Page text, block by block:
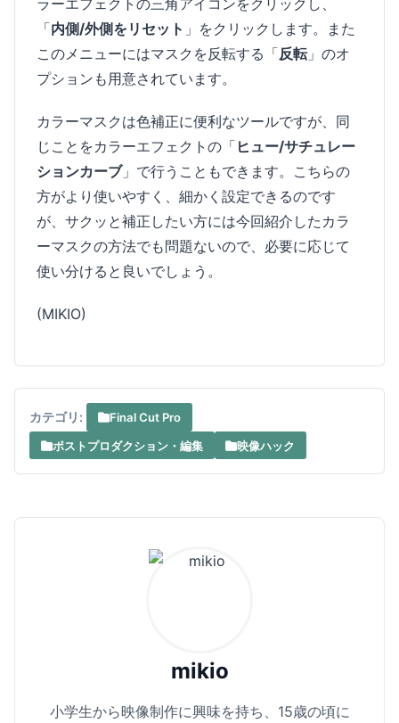
ラーエフェクトの三角アイコンをクリックし、
「内側/外側をリセット 」をクリックします。また
このメニューにはマスクを反転する「反転」のオ
プションも用意されています。
カラーマスクは色補正に便利なツールですが、同
じことをカラーエフェクトの「 ヒュー/サチュレー
ションカーブ」で行うこともできます。こちらの
方がより使いやすく、細かく設定できるのです
が、サクッと補正したい方には今回紹介したカラ
ーマスクの方法でも問題ないので、必要に応じて
使い分けると良いでしょう。
(MIKIO)
カテゴリ:
Final Cut Pro
ポストプロダクション・編集
映像ハック
mikio
小学生から映像制作に興味を持ち、15歳の頃に